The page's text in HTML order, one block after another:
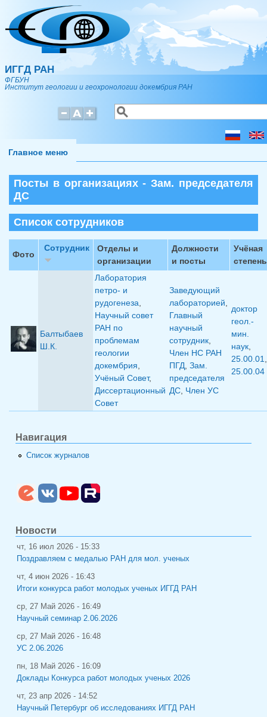
Перейти к основному содержанию
ИГГД РАН
ФГБУН
Институт геологии и геохронологии докембрия РАН
Форма поиска
Поиск
Главное меню
Посты в организациях - Зам. председателя
ДС
Список сотрудников
Фото
Сотрудник
Отделы и
организации
Должности
и посты
Учёная
степень
Балтыбаев
Ш.К.
Лаборатория
петро- и
рудогенеза,
Научный совет
РАН по
проблемам
геологии
докембрия,
Учёный Совет,
Диссертационный
Совет
Заведующий
лабораторией,
Главный
научный
сотрудник,
Член НС РАН
ПГД, Зам.
председателя
ДС, Член УС
доктор
геол.-
мин.
наук,
25.00.01,
25.00.04
Навигация
Список журналов
Новости
чт, 16 июл 2026 - 15:33
Поздравляем с медалью РАН для мол. ученых
чт, 4 июн 2026 - 16:43
Итоги конкурса работ молодых ученых ИГГД РАН
ср, 27 Май 2026 - 16:49
Научный семинар 2.06.2026
ср, 27 Май 2026 - 16:48
УС 2.06.2026
пн, 18 Май 2026 - 16:09
Доклады Конкурса работ молодых ученых 2026
чт, 23 апр 2026 - 14:52
Научный Петербург об исследованиях ИГГД РАН